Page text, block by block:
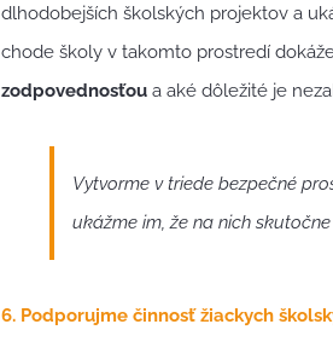
dlhodobejších školských projektov a
chode školy v takomto prostredí
zodpovednosťou a aké dôležité je
Vytvorme v triede bezpečné
ukážme im, že na nich skutočne
6. Podporujme činnosť žiackych